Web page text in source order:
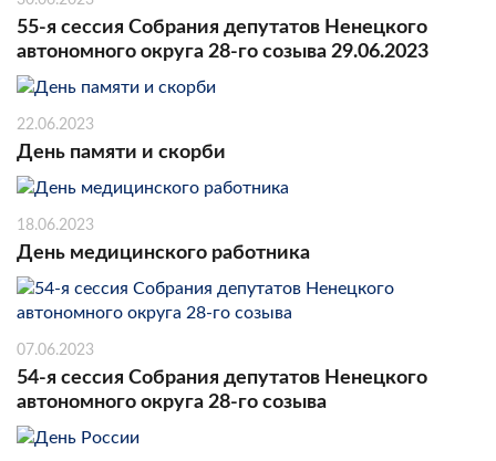
55-я сессия Собрания депутатов Ненецкого
автономного округа 28-го созыва 29.06.2023
22.06.2023
День памяти и скорби
18.06.2023
День медицинского работника
07.06.2023
54-я сессия Собрания депутатов Ненецкого
автономного округа 28-го созыва